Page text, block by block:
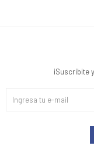
¡Suscribite